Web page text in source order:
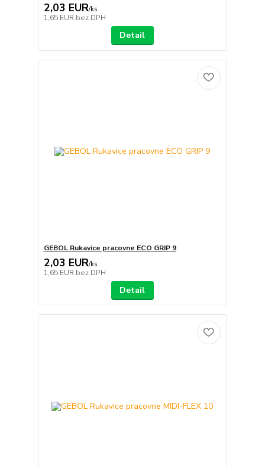
2,03 EUR/ks
1,65 EUR bez DPH
Detail
GEBOL Rukavice pracovne ECO GRIP 9
2,03 EUR/ks
1,65 EUR bez DPH
Detail